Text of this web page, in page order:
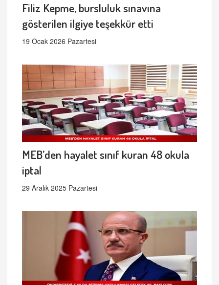
Filiz Kepme, bursluluk sınavına
gösterilen ilgiye teşekkür etti
19 Ocak 2026 Pazartesi
MEB’den hayalet sınıf kuran 48 okula
iptal
29 Aralık 2025 Pazartesi